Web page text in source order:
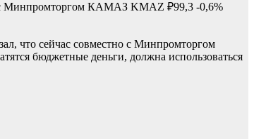
Минпромторгом КАМАЗ KMAZ ₽99,3 -0,6%
что сейчас совместно с Минпромторгом
бюджетные деньги, должна использоваться